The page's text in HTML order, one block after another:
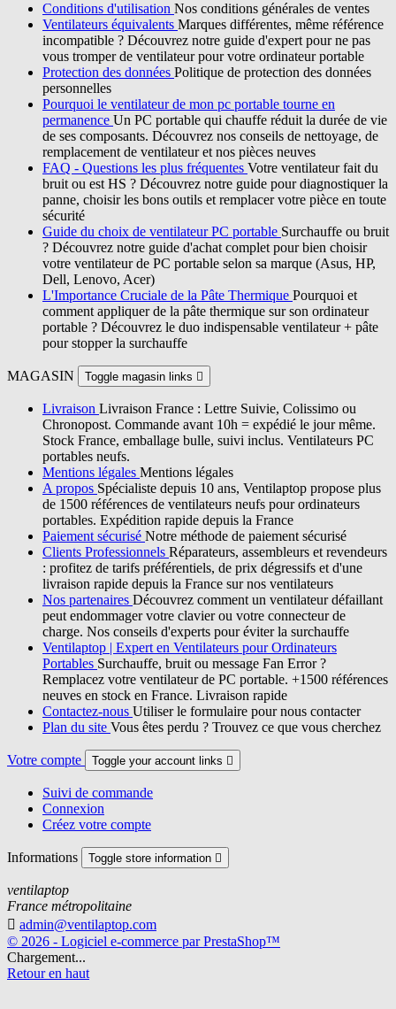
Conditions d'utilisation Nos conditions générales de ventes
Ventilateurs équivalents Marques différentes, même référence
incompatible ? Découvrez notre guide d'expert pour ne pas
vous tromper de ventilateur pour votre ordinateur portable
Protection des données Politique de protection des données
personnelles
Pourquoi le ventilateur de mon pc portable tourne en
permanence Un PC portable qui chauffe réduit la durée de vie
de ses composants. Découvrez nos conseils de nettoyage, de
remplacement de ventilateur et nos pièces neuves
FAQ - Questions les plus fréquentes Votre ventilateur fait du
bruit ou est HS ? Découvrez notre guide pour diagnostiquer la
panne, choisir les bons outils et remplacer votre pièce en toute
sécurité
Guide du choix de ventilateur PC portable Surchauffe ou bruit
? Découvrez notre guide d'achat complet pour bien choisir
votre ventilateur de PC portable selon sa marque (Asus, HP,
Dell, Lenovo, Acer)
L'Importance Cruciale de la Pâte Thermique Pourquoi et
comment appliquer de la pâte thermique sur son ordinateur
portable ? Découvrez le duo indispensable ventilateur + pâte
pour stopper la surchauffe
MAGASIN Toggle magasin links 
Livraison Livraison France : Lettre Suivie, Colissimo ou
Chronopost. Commande avant 10h = expédié le jour même.
Stock France, emballage bulle, suivi inclus. Ventilateurs PC
portables neufs.
Mentions légales Mentions légales
A propos Spécialiste depuis 10 ans, Ventilaptop propose plus
de 1500 références de ventilateurs neufs pour ordinateurs
portables. Expédition rapide depuis la France
Paiement sécurisé Notre méthode de paiement sécurisé
Clients Professionnels Réparateurs, assembleurs et revendeurs
: profitez de tarifs préférentiels, de prix dégressifs et d'une
livraison rapide depuis la France sur nos ventilateurs
Nos partenaires Découvrez comment un ventilateur défaillant
peut endommager votre clavier ou votre connecteur de
charge. Nos conseils d'experts pour éviter la surchauffe
Ventilaptop | Expert en Ventilateurs pour Ordinateurs
Portables Surchauffe, bruit ou message Fan Error ?
Remplacez votre ventilateur de PC portable. +1500 références
neuves en stock en France. Livraison rapide
Contactez-nous Utiliser le formulaire pour nous contacter
Plan du site Vous êtes perdu ? Trouvez ce que vous cherchez
Votre compte Toggle your account links 
Suivi de commande
Connexion
Créez votre compte
Informations Toggle store information 
ventilaptop
France métropolitaine
 admin@ventilaptop.com
© 2026 - Logiciel e-commerce par PrestaShop™
Chargement...
Retour en haut